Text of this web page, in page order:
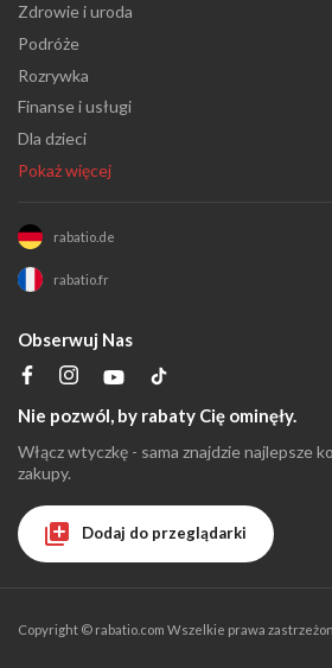
Zdrowie i uroda
Podróże
Rozrywka
Finanse i usługi
Dla dzieci
Pokaż więcej
rabatio.de
rabatio.fr
Obserwuj Nas
Nie pozwól, by rabaty Cię ominęły.
Włącz wtyczkę - sama znajdzie najlepsze
zakupy.
Dodaj do przeglądarki
Copyright © rabatio.com Wszelkie prawa